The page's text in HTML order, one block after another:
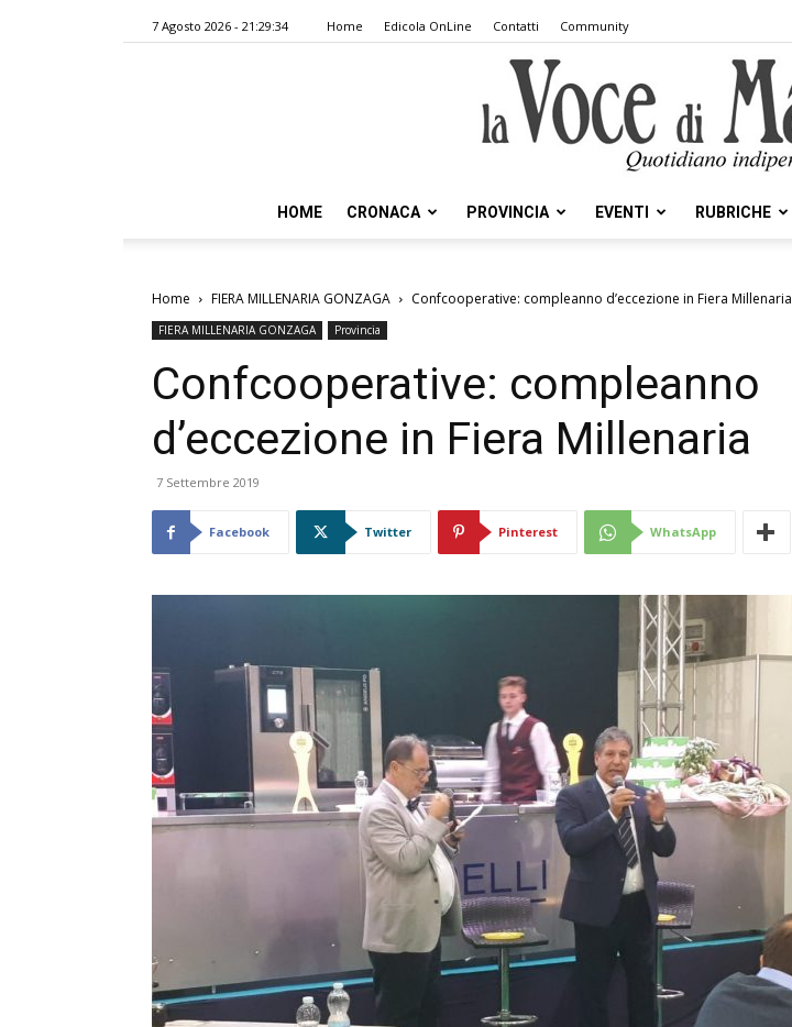
7 Agosto 2026 - 21:29:34 Home Edicola OnLine Contatti Community
Voce
HOME CRONACA PROVINCIA EVENTI RUBRICHE
Home FIERA MILLENARIA GONZAGA Confcooperative: compleanno d’eccezione in Fiera Millenaria
FIERA MILLENARIA GONZAGA Provincia
Confcooperative: compleanno
d’eccezione in Fiera Millenaria
7 Settembre 2019
Facebook Twitter Pinterest WhatsApp